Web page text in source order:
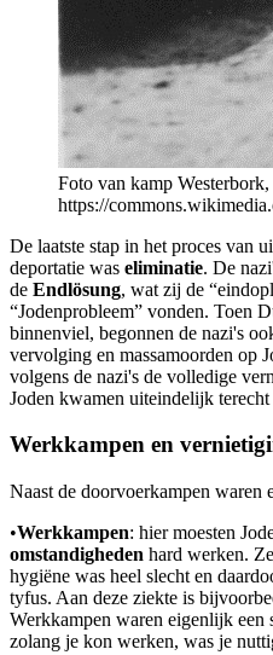
Foto van kamp Westerbork,
https://
De laatste stap in het proces van
deportatie was eliminatie. De
de Endlösung, wat zij de
“Jodenprobleem” vonden. Toen
binnenviel, begonnen de nazi's
vervolging en massamoorden op
volgens de nazi's de volledige
Joden kwamen uiteindelijk
Werkkampen en
Naast de doorvoerkampen waren
•Werkkampen: hier moesten
omstandigheden hard werken.
hygiëne was heel slecht en
tyfus. Aan deze ziekte is
Werkkampen waren eigenlijk een
zolang je kon werken, was je